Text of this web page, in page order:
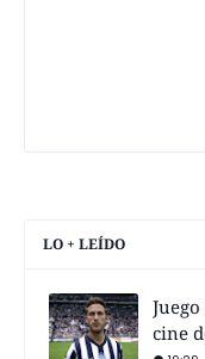
LO + LEÍDO
cine